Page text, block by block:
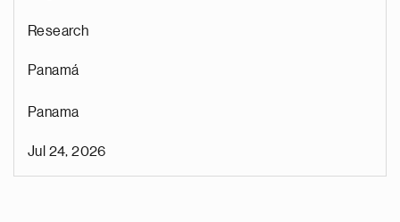
Research
Panamá
Panama
Jul 24, 2026